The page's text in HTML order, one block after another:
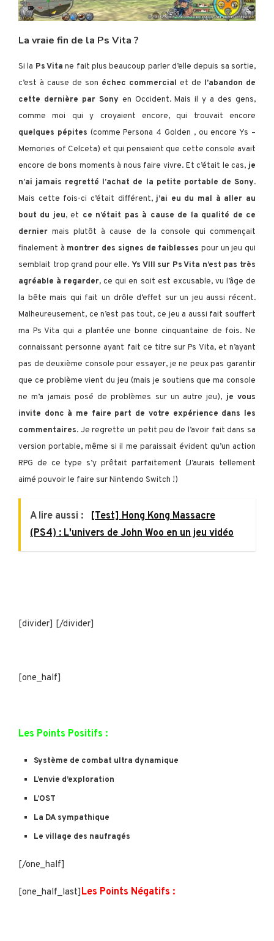
La vraie fin de la Ps Vita ?
Si la Ps Vita ne fait plus beaucoup parler d’elle depuis sa sortie,
c’est à cause de son échec commercial et de l’abandon de
cette dernière par Sony en Occident. Mais il y a des gens,
comme moi qui y croyaient encore, qui trouvait encore
quelques pépites (comme Persona 4 Golden , ou encore Ys –
Memories of Celceta) et qui pensaient que cette console avait
encore de bons moments à nous faire vivre. Et c’était le cas, je
n’ai jamais regretté l’achat de la petite portable de Sony.
Mais cette fois-ci c’était différent,j’ai eu du mal à aller au
bout du jeu, et ce n’était pas à cause de la qualité de ce
dernier mais plutôt à cause de la console qui commençait
finalement à montrer des signes de faiblesses pour un jeu qui
semblait trop grand pour elle. Ys VIII sur Ps Vita n’est pas très
agréable à regarder, ce qui en soit est excusable, vu l’âge de
la bête mais qui fait un drôle d’effet sur un jeu aussi récent.
Malheureusement, ce n’est pas tout, ce jeu a aussi fait souffert
ma Ps Vita qui a plantée une bonne cinquantaine de fois. Ne
connaissant personne ayant fait ce titre sur Ps Vita, et n’ayant
pas de deuxième console pour essayer, je ne peux pas garantir
que ce problème vient du jeu (mais je soutiens que ma console
ne m’a jamais posé de problèmes sur un autre jeu), je vous
invite donc à me faire part de votre expérience dans les
commentaires. Je regrette un petit peu de l’avoir fait dans sa
version portable, même si il me paraissait évident qu’un action
RPG de ce type s’y prêtait parfaitement (J’aurais tellement
aimé pouvoir le faire sur Nintendo Switch !)
A lire aussi :
[Test] Hong Kong Massacre
(PS4) : L'univers de John Woo en un jeu vidéo
[divider] [/divider]
[one_half]
Les Points Positifs :
Système de combat ultra dynamique
L’envie d’exploration
L’OST
La DA sympathique
Le village des naufragés
[/one_half]
[one_half_last] Les Points Négatifs :